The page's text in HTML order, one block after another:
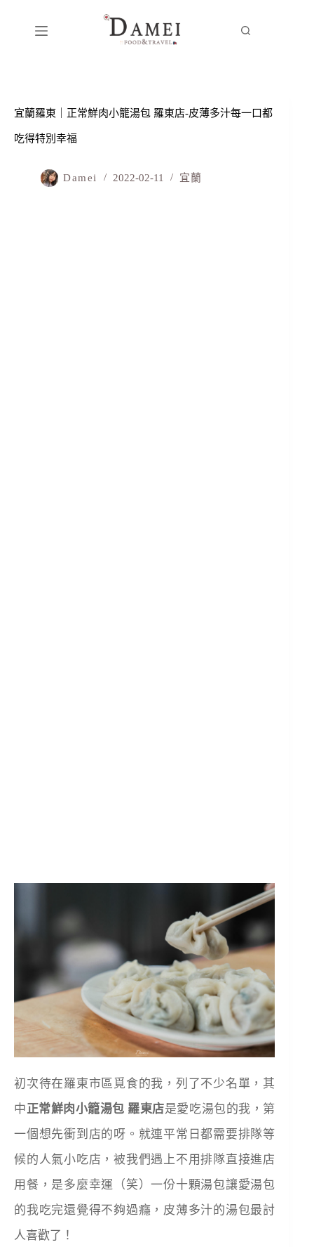
宜蘭羅東｜正常鮮肉小籠湯包 羅東店-皮薄多汁每一口都
吃得特別幸福
Damei 2022-02-11 宜蘭
初次待在羅東市區覓食的我，列了不少名單，其
中正常鮮肉小籠湯包 羅東店是愛吃湯包的我，第
一個想先衝到店的呀。就連平常日都需要排隊等
候的人氣小吃店，被我們遇上不用排隊直接進店
用餐，是多麼幸運（笑）一份十顆湯包讓愛湯包
的我吃完還覺得不夠過癮，皮薄多汁的湯包最討
人喜歡了！